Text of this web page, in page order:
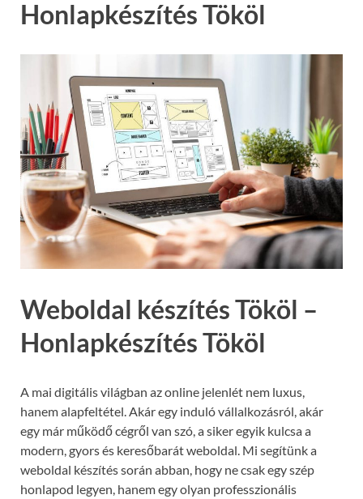
Honlapkészítés Tököl
Weboldal készítés Tököl –
Honlapkészítés Tököl
A mai digitális világban az online jelenlét nem luxus,
hanem alapfeltétel. Akár egy induló vállalkozásról, akár
egy már működő cégről van szó, a siker egyik kulcsa a
modern, gyors és keresőbarát weboldal. Mi segítünk a
weboldal készítés során abban, hogy ne csak egy szép
honlapod legyen, hanem egy olyan professzionális